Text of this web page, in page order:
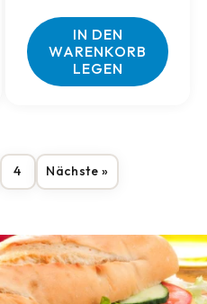
IN DEN
WARENKORB
LEGEN
4 Nächste »